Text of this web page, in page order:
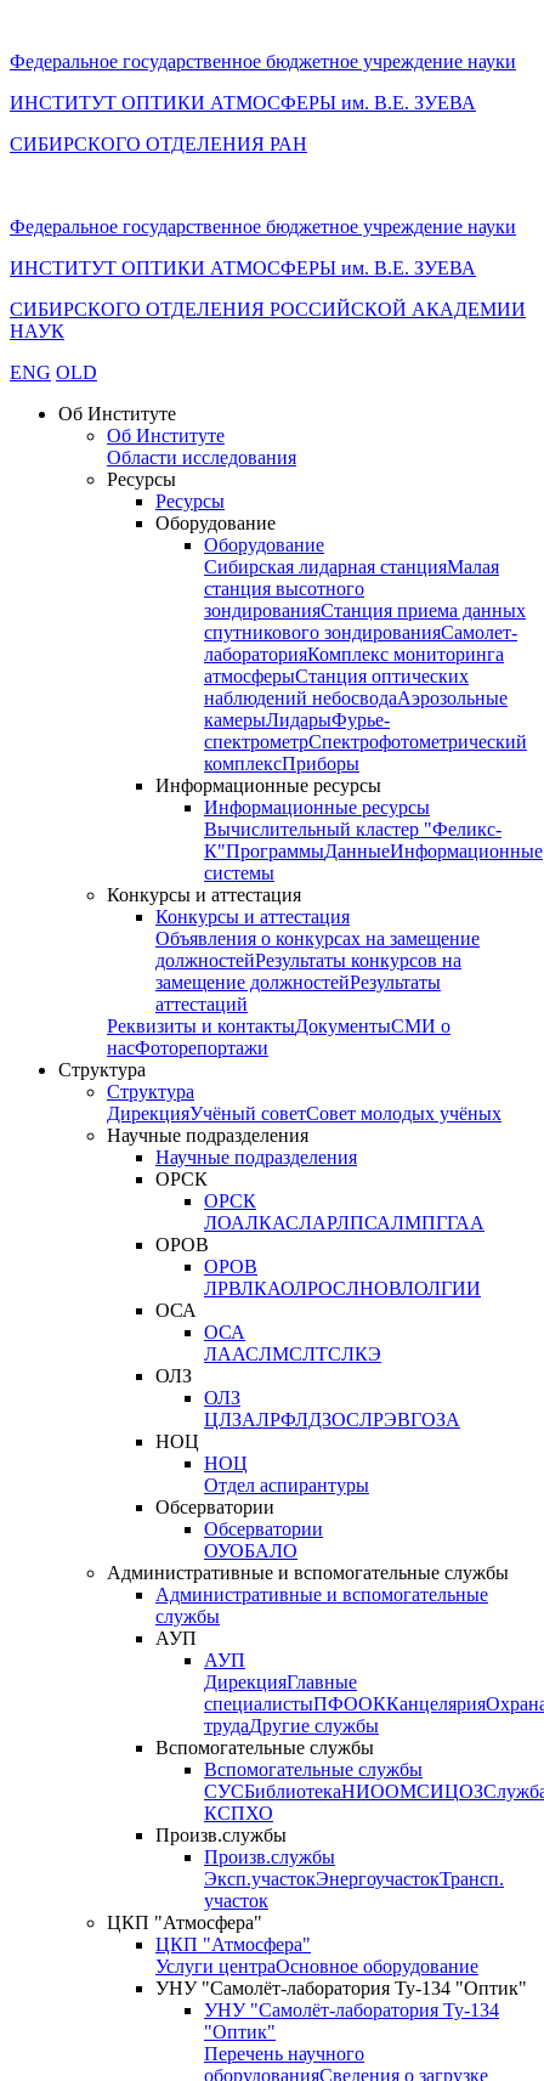
Федеральное государственное бюджетное учреждение науки
ИНСТИТУТ ОПТИКИ АТМОСФЕРЫ им. В.Е. ЗУЕВА
СИБИРСКОГО ОТДЕЛЕНИЯ РАН
Федеральное государственное бюджетное учреждение науки
ИНСТИТУТ ОПТИКИ АТМОСФЕРЫ им. В.Е. ЗУЕВА
СИБИРСКОГО ОТДЕЛЕНИЯ РОССИЙСКОЙ АКАДЕМИИ
НАУК
ENG OLD
Об Институте
Об Институте
Области исследования
Ресурсы
Ресурсы
Оборудование
Оборудование
Сибирская лидарная станцияМалая
станция высотного
зондированияСтанция приема данных
спутникового зондированияСамолет-
лабораторияКомплекс мониторинга
атмосферыСтанция оптических
наблюдений небосводаАэрозольные
камерыЛидарыФурье-
спектрометрСпектрофотометрический
комплексПриборы
Информационные ресурсы
Информационные ресурсы
Вычислительный кластер "Феликс-
К"ПрограммыДанныеИнформационные
системы
Конкурсы и аттестация
Конкурсы и аттестация
Объявления о конкурсах на замещение
должностейРезультаты конкурсов на
замещение должностейРезультаты
аттестаций
Реквизиты и контактыДокументыСМИ о
насФоторепортажи
Структура
Структура
ДирекцияУчёный советСовет молодых учёных
Научные подразделения
Научные подразделения
ОРСК
ОРСК
ЛОАЛКАСЛАРЛПСАЛМПГГАА
ОРОВ
ОРОВ
ЛРВЛКАОЛРОСЛНОВЛОЛГИИ
ОСА
ОСА
ЛААСЛМСЛТСЛКЭ
ОЛЗ
ОЛЗ
ЦЛЗАЛРФЛДЗОСЛРЭВГОЗА
НОЦ
НОЦ
Отдел аспирантуры
Обсерватории
Обсерватории
ОУОБАЛО
Административные и вспомогательные службы
Административные и вспомогательные
службы
АУП
АУП
ДирекцияГлавные
специалистыПФООККанцелярия
трудаДругие службы
Вспомогательные службы
Вспомогательные службы
СУСБиблиотекаНИООМСИЦОЗ
КСПХО
Произв.службы
Произв.службы
Эксп.участокЭнергоучастокТрансп.
участок
ЦКП "Атмосфера"
ЦКП "Атмосфера"
Услуги центраОсновное оборудование
УНУ "Самолёт-лаборатория Ту-134 "Оптик"
УНУ "Самолёт-лаборатория Ту-134
"Оптик"
Перечень научного
оборудованияСведения о загрузке